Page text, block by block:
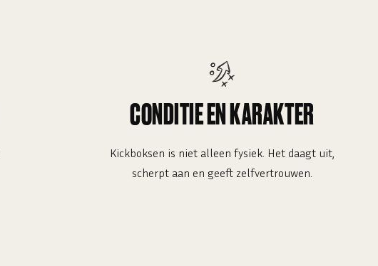
CONDITIE EN KARAKTER
Kickboksen is niet alleen fysiek. Het daagt uit,
scherpt aan en geeft zelfvertrouwen.